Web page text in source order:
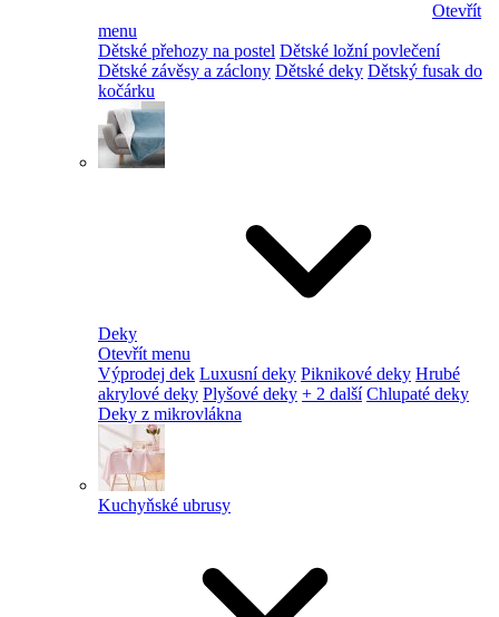
Otevřít
menu
Dětské přehozy na postel Dětské ložní povlečení
Dětské závěsy a záclony Dětské deky Dětský fusak do
kočárku
Deky
Otevřít menu
Výprodej dek Luxusní deky Piknikové deky Hrubé
akrylové deky Plyšové deky + 2 další Chlupaté deky
Deky z mikrovlákna
Kuchyňské ubrusy